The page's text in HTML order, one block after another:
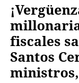
PERIODISMO
ECONOMÍA
DEPORTES
CIENCIA
TECNOLOGÍA
CULTURA
fiscales
Santos